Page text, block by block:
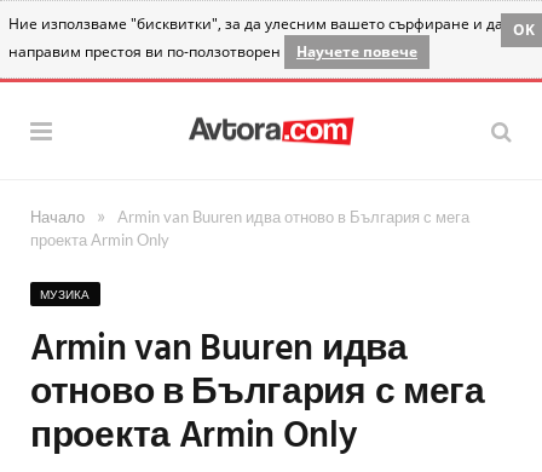
Ние използваме "бисквитки", за да улесним вашето сърфиране и да
направим престоя ви по-ползотворен
Научете повече
OK
Начало »
Armin van Buuren идва отново в България с мега
проекта Armin Only
МУЗИКА
Armin van Buuren идва
отново в България с мега
проекта Armin Only